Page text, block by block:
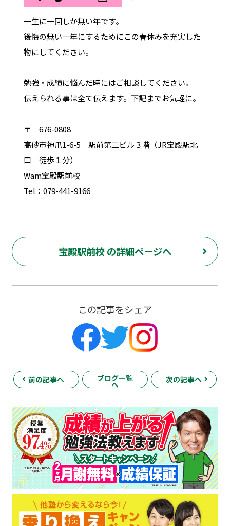
一生に一回しか無い年です。
後悔の無い一年にするためにこの春休みを充実した
物にしてください。
勉強・成績に悩んだ時にはご相談してください。
伝えられる事は全て伝えます。下記までお気軽に。
〒 676-0808
高砂市神爪1-6-5 駅前第二ビル３階（JR宝殿駅北
口 徒歩１分）
Wam宝殿駅前校
Tel：079-441-9166
宝殿駅前校 の詳細ページへ
この記事をシェア
前の記事へ ブログ一覧
へ
次の記事へ